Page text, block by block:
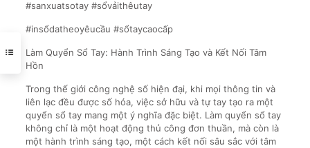
#sanxuatsotay #sổvảithêutay
#insổdatheoyêucầu #sổtaycaocấp
Làm Quyển Sổ Tay: Hành Trình Sáng Tạo và Kết Nối Tâm
Hồn
Trong thế giới công nghệ số hiện đại, khi mọi thông tin và
liên lạc đều được số hóa, việc sở hữu và tự tay tạo ra một
quyển sổ tay mang một ý nghĩa đặc biệt. Làm quyển sổ tay
không chỉ là một hoạt động thủ công đơn thuần, mà còn là
một hành trình sáng tạo, một cách kết nối sâu sắc với tâm